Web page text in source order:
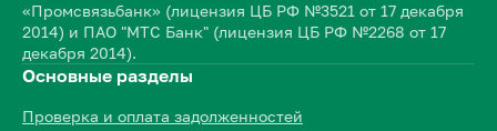
«Промсвязьбанк» (лицензия ЦБ РФ №3521 от 17 декабря
2014) и ПАО "МТС Банк" (лицензия ЦБ РФ №2268 от 17
декабря 2014).
Основные разделы
Проверка и оплата задолженностей